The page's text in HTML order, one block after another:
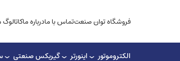
فروشگاه توان صنعتتماس با مادرباره ما
الکتروموتور اینورتر گیربکس صنعتی